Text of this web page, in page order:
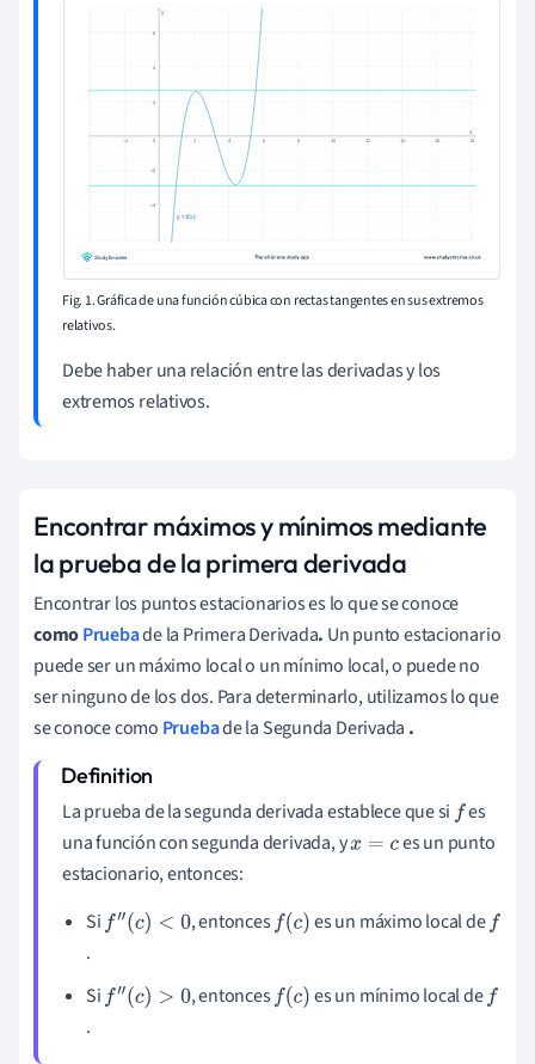
Fig. 1. Gráfica de una función cúbica con rectas tangentes en sus extremos
relativos.
Debe haber una relación entre las derivadas y los
extremos relativos.
Encontrar máximos y mínimos mediante
la prueba de la primera derivada
Encontrar los puntos estacionarios es lo que se conoce
comoPruebade la Primera Derivada. Un punto estacionario
puede ser un máximo local o un mínimo local, o puede no
ser ninguno de los dos. Para determinarlo, utilizamos lo que
se conoce como Pruebade la Segunda Derivada .
La prueba de la segunda derivada establece que si f es
una función con segunda derivada, yx= c
es un punto
estacionario, entonces:
Sif″(c)<0 , entoncesf(c) es un máximo local def
.
Sif″(c)>0 , entoncesf(c) es un mínimo local def
.